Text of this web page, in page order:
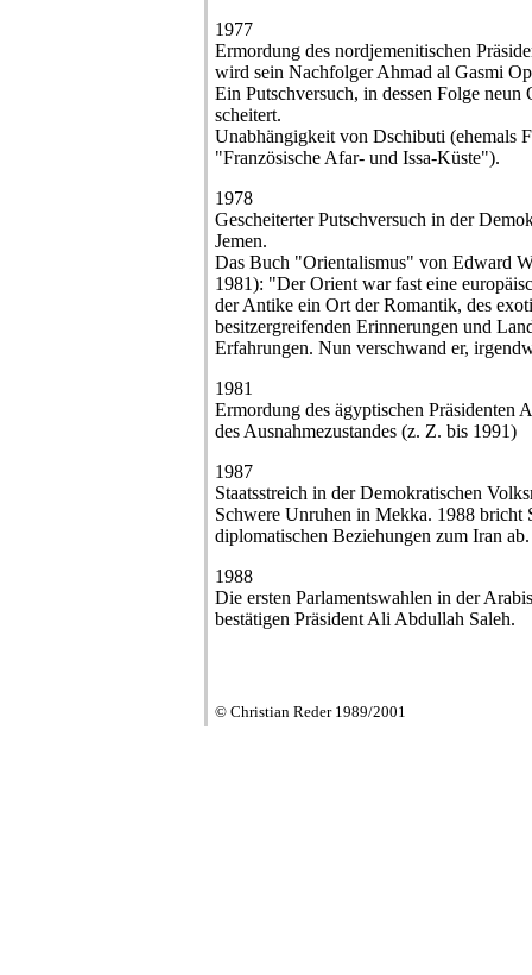
1977
Ermordung des nordjemenitischen
wird sein Nachfolger Ahmad al Gasmi
Ein Putschversuch, in dessen Folge
scheitert.
Unabhängigkeit von Dschibuti (ehemals
"Französische Afar- und Issa-Küste").
1978
Gescheiterter Putschversuch in der
Jemen.
Das Buch "Orientalismus" von Edward
1981): "Der Orient war fast eine
der Antike ein Ort der Romantik, des
besitzergreifenden Erinnerungen und
Erfahrungen. Nun verschwand er,
1981
Ermordung des ägyptischen Präsidenten
des Ausnahmezustandes (z. Z. bis 1991)
1987
Staatsstreich in der Demokratischen
Schwere Unruhen in Mekka. 1988 bricht
diplomatischen Beziehungen zum Iran ab.
1988
Die ersten Parlamentswahlen in der
bestätigen Präsident Ali Abdullah Saleh.
© Christian Reder 1989/2001